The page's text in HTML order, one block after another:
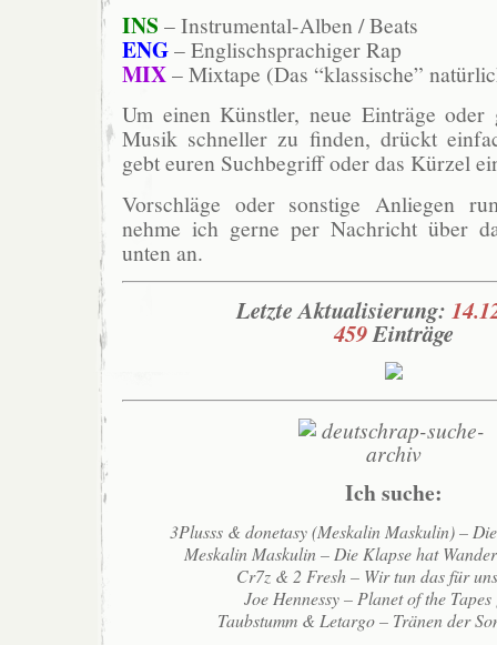
INS – Instrumental-Alben / Beats
ENG– Englischsprachiger Rap
MIX– Mixtape (Das “klassische”
Um einen Künstler, neue Einträge
Musik schneller zu finden, drückt
gebt euren Suchbegriff oder das Kürzel
Vorschläge oder sonstige Anliegen
nehme ich gerne per Nachricht über
unten an.
Letzte Aktualisierung:
459Einträge
Ich suche:
3Plusss & donetasy (Meskalin Maskulin) –
Meskalin Maskulin – Die Klapse hat
Cr7z & 2 Fresh – Wir tun das für
Joe Hennessy – Planet of the
Taubstumm & Letargo – Tränen der